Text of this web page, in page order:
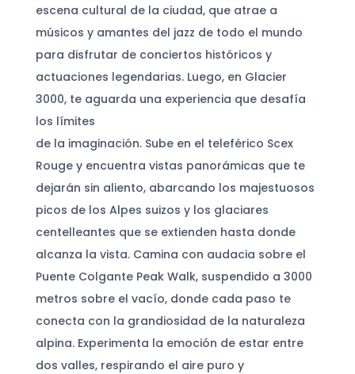
escena cultural de la ciudad, que atrae a
músicos y amantes del jazz de todo el mundo
para disfrutar de conciertos históricos y
actuaciones legendarias. Luego, en Glacier
3000, te aguarda una experiencia que desafía
los límites
de la imaginación. Sube en el teleférico Scex
Rouge y encuentra vistas panorámicas que te
dejarán sin aliento, abarcando los majestuosos
picos de los Alpes suizos y los glaciares
centelleantes que se extienden hasta donde
alcanza la vista. Camina con audacia sobre el
Puente Colgante Peak Walk, suspendido a 3000
metros sobre el vacío, donde cada paso te
conecta con la grandiosidad de la naturaleza
alpina. Experimenta la emoción de estar entre
dos valles, respirando el aire puro y